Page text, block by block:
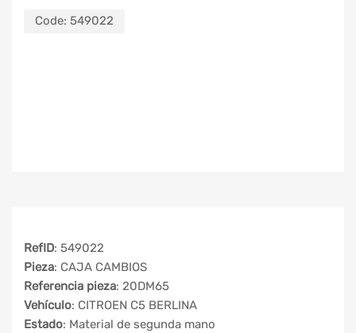
Code: 549022
RefID: 549022
Pieza: CAJA CAMBIOS
Referencia pieza: 20DM65
Vehículo: CITROEN C5 BERLINA
Estado: Material de segunda mano